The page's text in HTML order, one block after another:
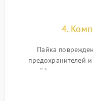
4.
Пайка
предохранителей
шлейфов, дисплея,
автофокуса.